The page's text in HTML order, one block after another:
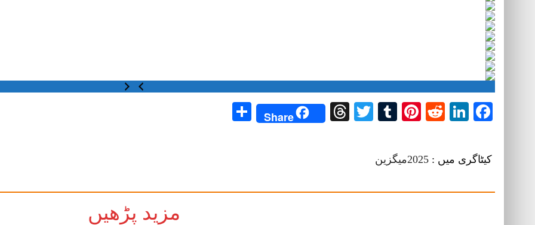
Facebook
LinkedIn
Reddit
Pinterest
Tumblr
Twitter
Threads
Share
کیٹاگری میں : 2025میگزین
مزید پڑھیں